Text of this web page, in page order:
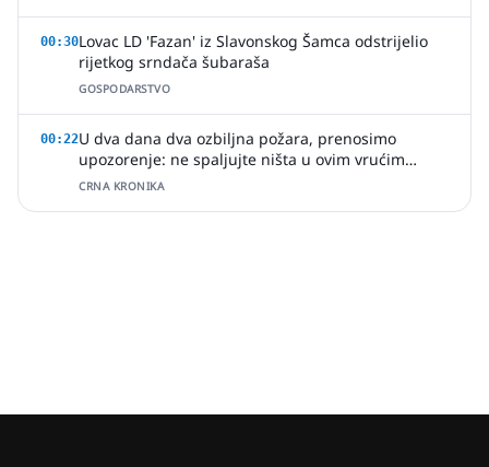
00:30Lovac LD 'Fazan' iz Slavonskog Šamca odstrijelio
rijetkog srndača šubaraša
GOSPODARSTVO
00:22U dva dana dva ozbiljna požara, prenosimo
upozorenje: ne spaljujte ništa u ovim vrućim
ljetnim danima
CRNA KRONIKA